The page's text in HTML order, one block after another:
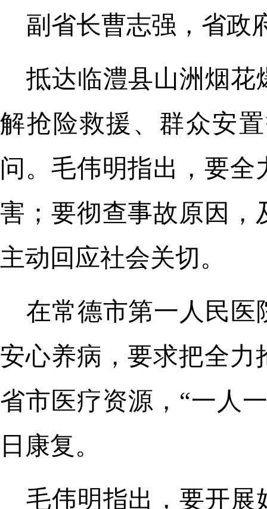
副省长曹志强，省政
抵达临澧县山洲烟花
解抢险救援、群众安
问。毛伟明指出，要
害；要彻查事故原因
主动回应社会关切。
在常德市第一人民医
安心养病，要求把全
省市医疗资源，“一人
日康复。
毛伟明指出，要开展